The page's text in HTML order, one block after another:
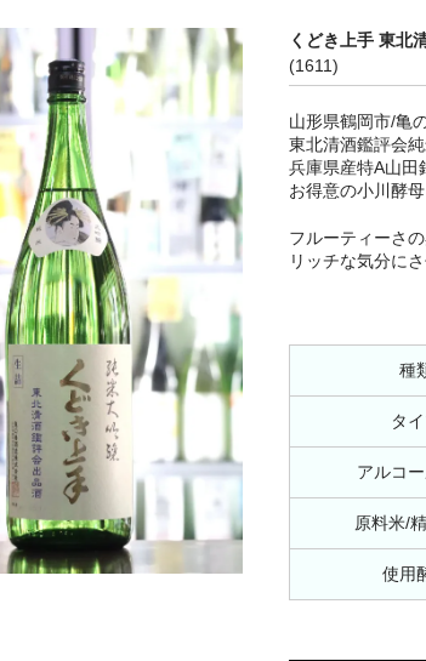
くどき上手 東
(1611)
山形県鶴岡市/亀
東北清酒鑑評会純
兵庫県産特A山田
お得意の小川酵
フルーティーさ
リッチな気分に
種
タ
アルコ
原料米/
使用